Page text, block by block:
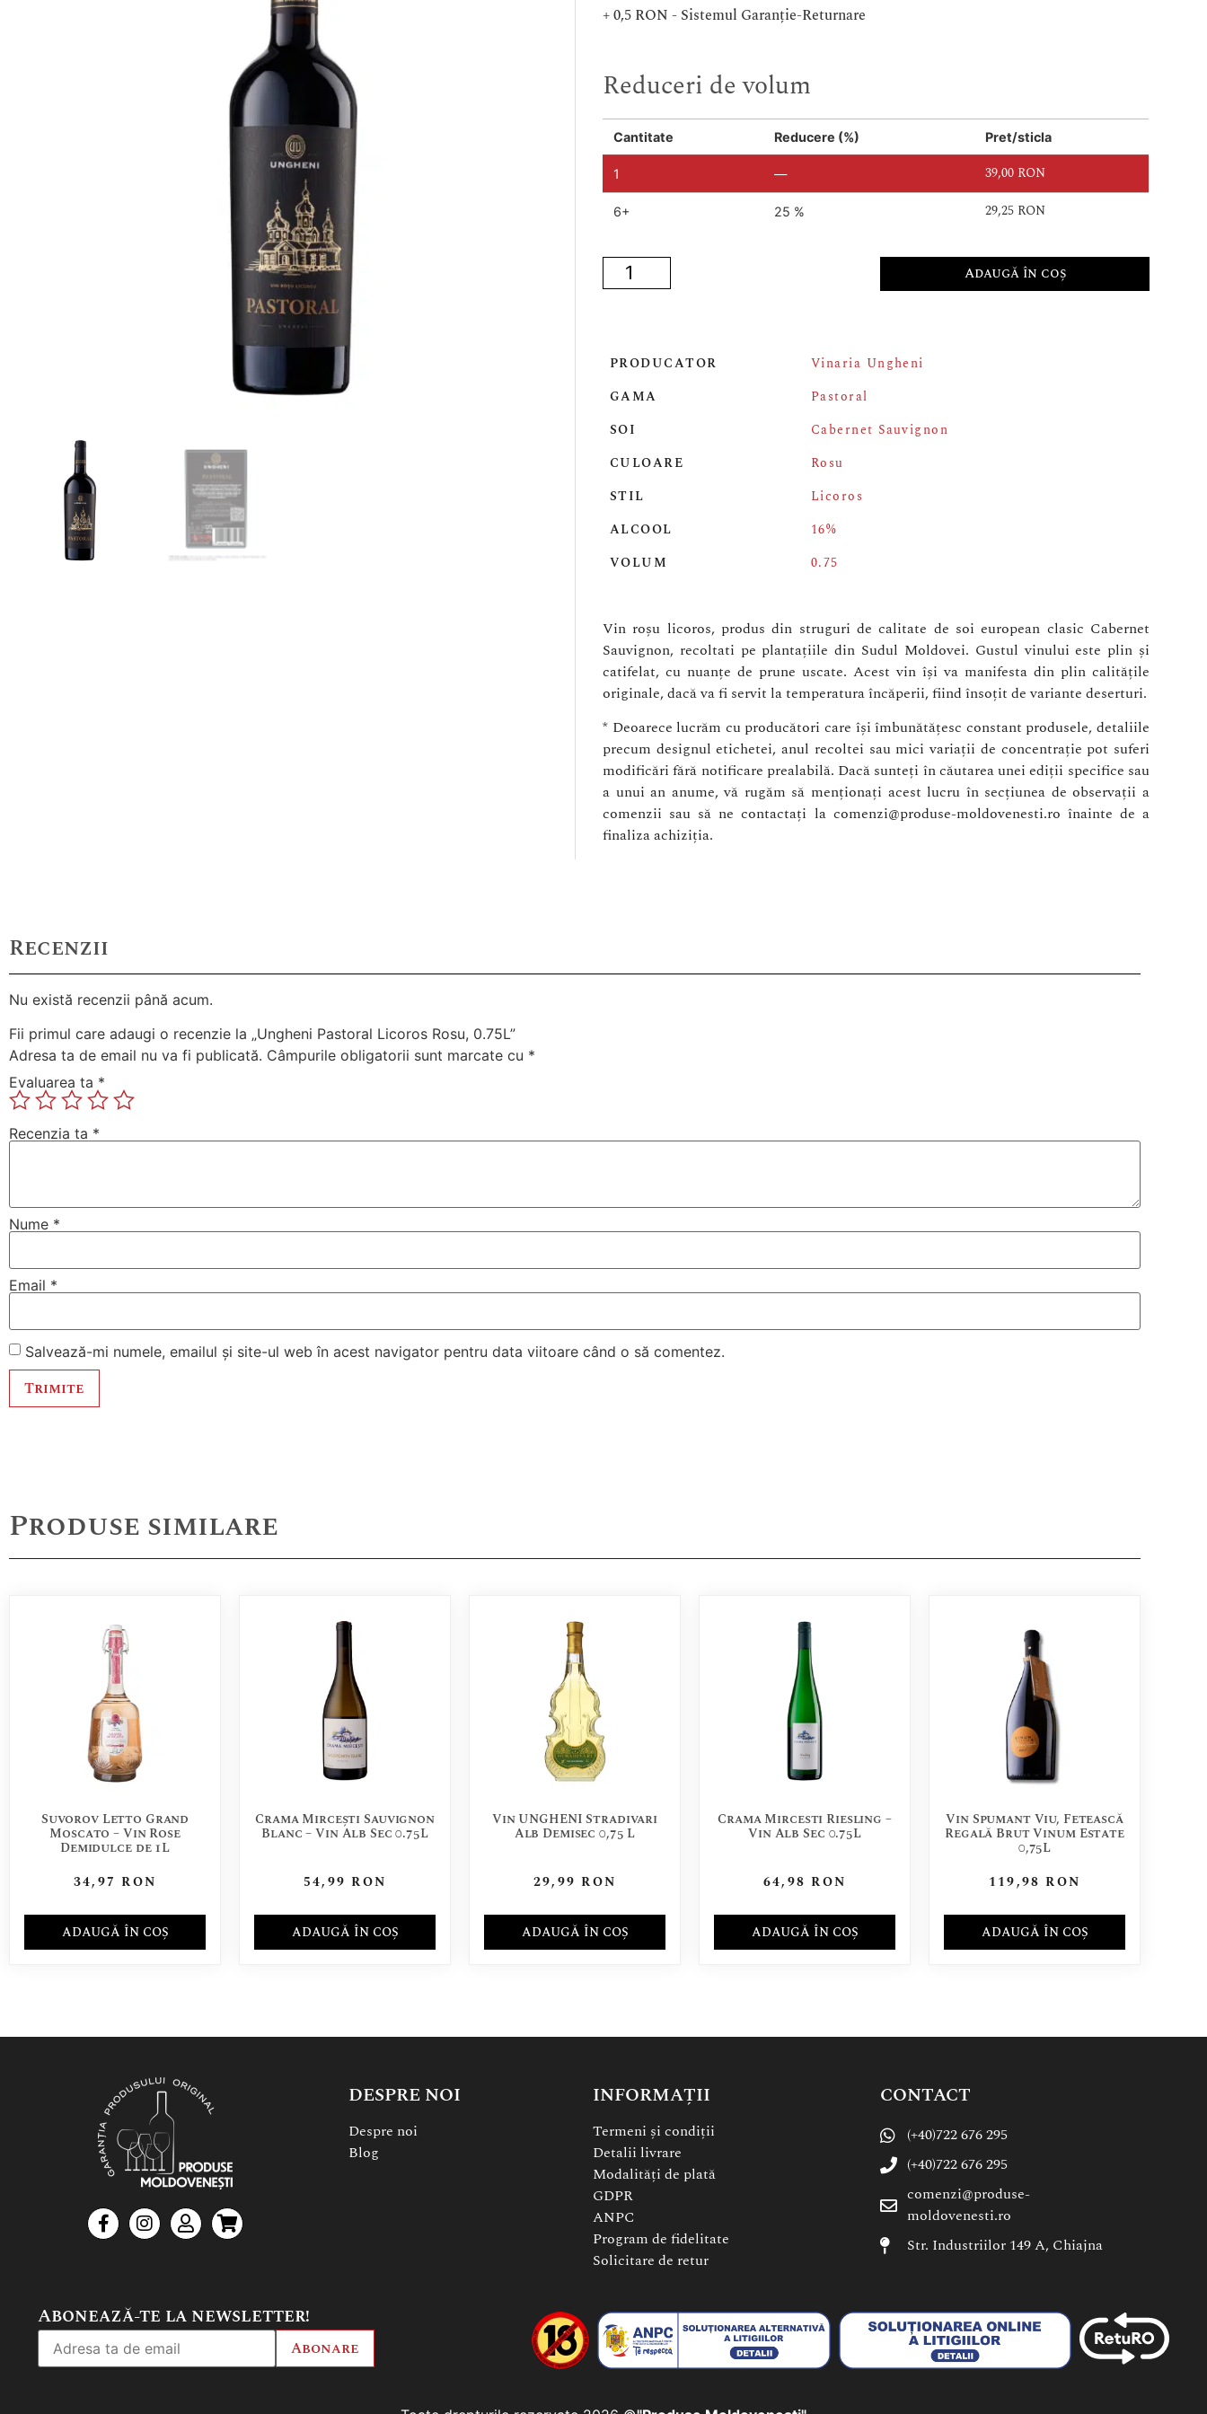
+ 0,5 RON - Sistemul Garanție-Returnare
Reduceri de volum
Cantitate Reducere (%) Pret/sticla
1 — 39,00 RON
6+ 25 % 29,25 RON
Adaugă în coș
PRODUCATOR
Vinaria Ungheni
GAMA
Pastoral
SOI
Cabernet Sauvignon
CULOARE
Rosu
STIL
Licoros
ALCOOL
16%
VOLUM
0.75
Vin roșu licoros, produs din struguri de calitate de soi european clasic Cabernet
Sauvignon, recoltati pe plantațiile din Sudul Moldovei. Gustul vinului este plin și
catifelat, cu nuanțe de prune uscate. Acest vin își va manifesta din plin calitățile
originale, dacă va fi servit la temperatura încăperii, fiind însoțit de variante deserturi.
* Deoarece lucrăm cu producători care își îmbunătățesc constant produsele, detaliile
precum designul etichetei, anul recoltei sau mici variații de concentrație pot suferi
modificări fără notificare prealabilă. Dacă sunteți în căutarea unei ediții specifice sau
a unui an anume, vă rugăm să menționați acest lucru în secțiunea de observații a
comenzii sau să ne contactați la comenzi@produse-moldovenesti.ro înainte de a
finaliza achiziția.
Recenzii
Nu există recenzii până acum.
Fii primul care adaugi o recenzie la „Ungheni Pastoral Licoros Rosu, 0.75L”
Adresa ta de email nu va fi publicată. Câmpurile obligatorii sunt marcate cu *
Evaluarea ta *
Recenzia ta *
Nume *
Email *
Salvează-mi numele, emailul și site-ul web în acest navigator pentru data viitoare când o să comentez.
Produse similare
Suvorov Letto Grand
Moscato – Vin Rose
Demidulce de 1L
34,97RON
ADAUGĂ ÎN COȘ
Crama Mircești Sauvignon
Blanc – Vin Alb Sec 0.75L
54,99RON
ADAUGĂ ÎN COȘ
Vin UNGHENI Stradivari
Alb Demisec 0,75 L
29,99RON
ADAUGĂ ÎN COȘ
Crama Mircesti Riesling –
Vin Alb Sec 0.75L
64,98RON
ADAUGĂ ÎN COȘ
Vin Spumant Viu, Fetească
Regală Brut Vinum Estate
0,75L
119,98RON
ADAUGĂ ÎN COȘ
DESPRE NOI
Despre noi
Blog
INFORMAȚII
Termeni și condiții
Detalii livrare
Modalități de plată
GDPR
ANPC
Program de fidelitate
Solicitare de retur
CONTACT
(+40)722 676 295
(+40)722 676 295
comenzi@produse-
moldovenesti.ro
Str. Industriilor 149 A, Chiajna
Abonează-te la newsletter!
Abonare